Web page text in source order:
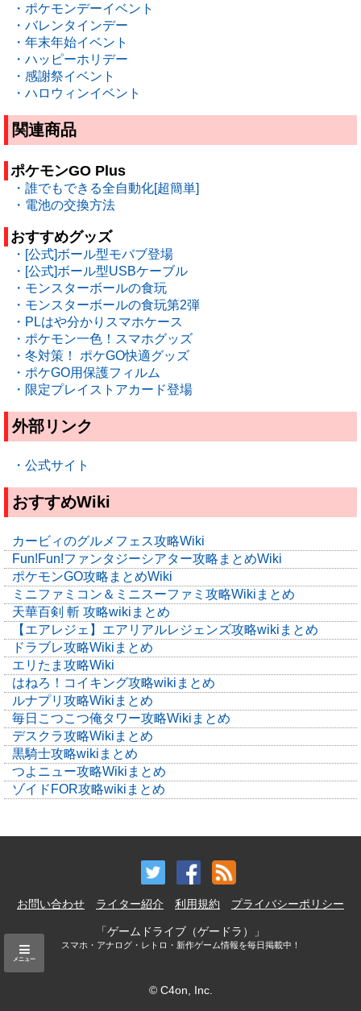
・ポケモンデーイベント
・バレンタインデー
・年末年始イベント
・ハッピーホリデー
・感謝祭イベント
・ハロウィンイベント
関連商品
ポケモンGO Plus
・誰でもできる全自動化[超簡単]
・電池の交換方法
おすすめグッズ
・[公式]ボール型モバブ登場
・[公式]ボール型USBケーブル
・モンスターボールの食玩
・モンスターボールの食玩第2弾
・PLはや分かりスマホケース
・ポケモン一色！スマホグッズ
・冬対策！ ポケGO快適グッズ
・ポケGO用保護フィルム
・限定プレイストアカード登場
外部リンク
・公式サイト
おすすめWiki
カービィのグルメフェス攻略Wiki
Fun!Fun!ファンタジーシアター攻略まとめWiki
ポケモンGO攻略まとめWiki
ミニファミコン＆ミニスーファミ攻略Wikiまとめ
天華百剣 斬 攻略wikiまとめ
【エアレジェ】エアリアルレジェンズ攻略wikiまとめ
ドラブレ攻略Wikiまとめ
エリたま攻略Wiki
はねろ！コイキング攻略wikiまとめ
ルナプリ攻略Wikiまとめ
毎日こつこつ俺タワー攻略Wikiまとめ
デスクラ攻略Wikiまとめ
黒騎士攻略wikiまとめ
つよニュー攻略Wikiまとめ
ゾイドFOR攻略wikiまとめ
お問い合わせ ライター紹介 利用規約 プライバシーポリシー
「ゲームドライブ（ゲードラ）」
スマホ・アナログ・レトロ・新作ゲーム情報を毎日掲載中！
© C4on, Inc.
メニュー